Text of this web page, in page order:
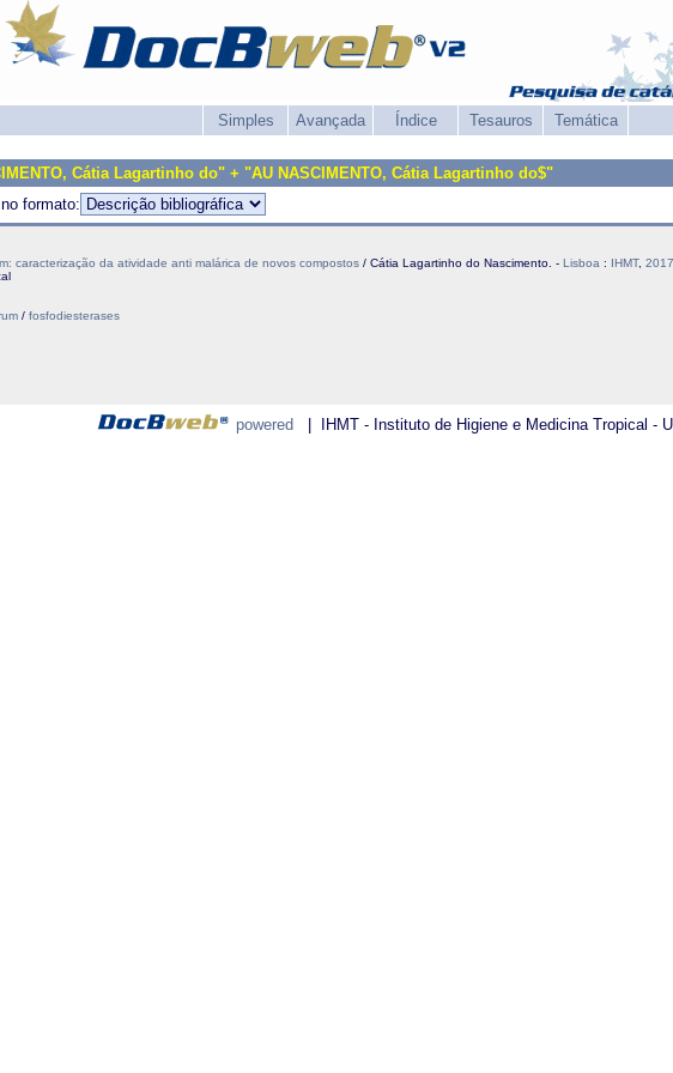
Simples Avançada Índice Tesauros Temática
Cátia Lagartinho do" + "AU NASCIMENTO, Cátia Lagartinho do$"
formato:
caracterização da atividade anti malárica de novos compostos / Cátia Lagartinho do Nascimento. - Lisboa : IHMT, 2017
/ fosfodiesterases
powered | IHMT - Instituto de Higiene e Medicina Tropical -